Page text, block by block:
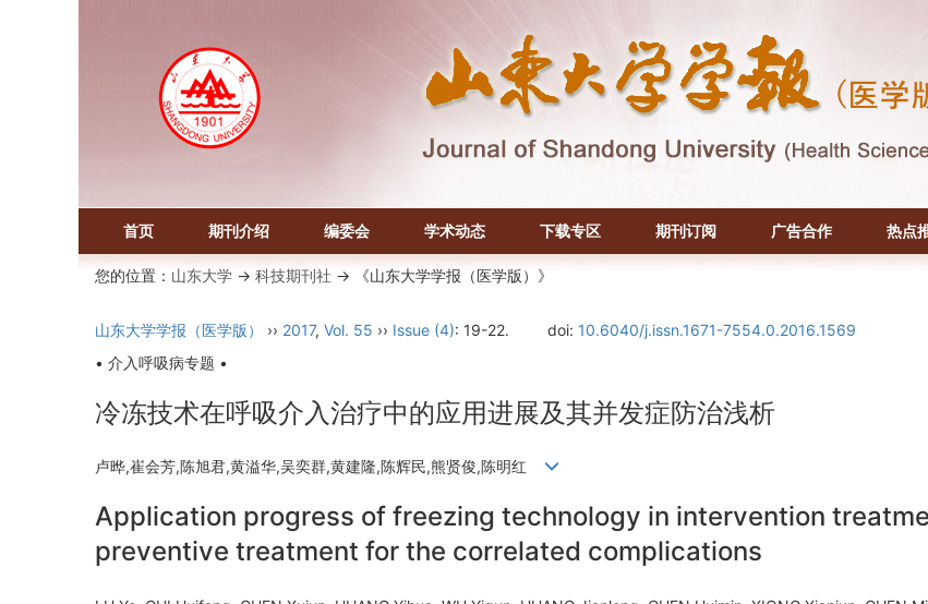
首页 期刊介绍 编委会 学术动态 下载专区 期刊订阅 广告合作 热点
您的位置： 山东大学 -> 科技期刊社 -> 《山东大学学报（医学版）》
山东大学学报（医学版） ›› 2017, Vol. 55 ›› Issue (4): 19-22. doi: 10.6040/j.issn.1671-7554.0.2016.1569
• 介入呼吸病专题 •
冷冻技术在呼吸介入治疗中的应用进展及其并发症防治浅析
卢晔,崔会芳,陈旭君,黄溢华,吴奕群,黄建隆,陈辉民,熊贤俊,陈明红
Application progress of freezing technology in intervention
preventive treatment for the correlated complications